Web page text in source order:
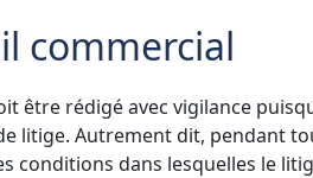
commercial
être rédigé avec vigilance
litige. Autrement dit, pendant
conditions dans lesquelles le